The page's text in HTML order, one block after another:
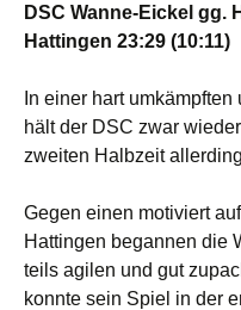
DSC Wanne-Eickel gg.
Hattingen 23:29 (10:11)
In einer hart
hält der DSC zwar
zweiten Halbzeit
Gegen einen motiviert
Hattingen begannen die
teils agilen und gut
konnte sein Spiel in der